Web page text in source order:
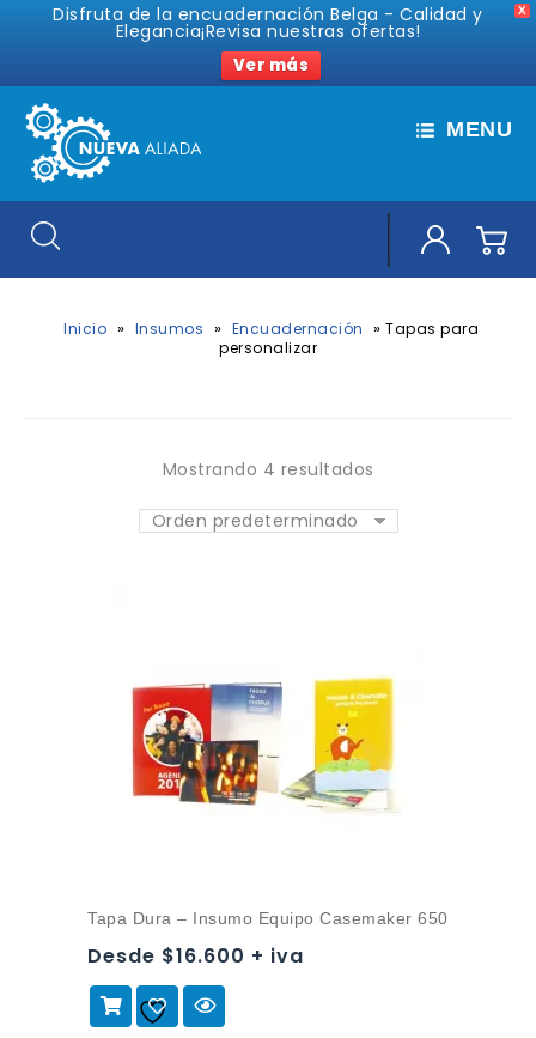
X
Disfruta de la encuadernación Belga - Calidad y
Elegancia¡Revisa nuestras ofertas!
Ver más
MENU
Inicio » Insumos » Encuadernación » Tapas para
personalizar
Mostrando 4 resultados
Orden predeterminado
Tapa Dura – Insumo Equipo Casemaker 650
Desde $16.600 + iva